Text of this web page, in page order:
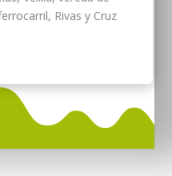
Rivas y Cruz